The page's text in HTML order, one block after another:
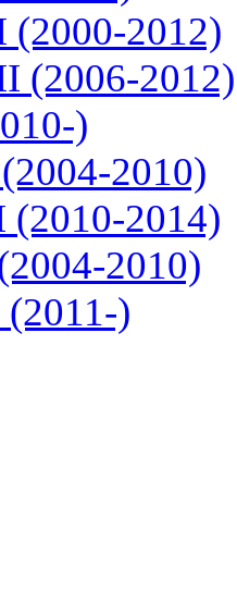
(2000-2012)
(2006-2012)
)
2010)
(2010-2014)
2010)
)